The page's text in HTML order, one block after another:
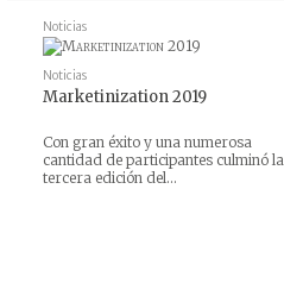
Noticias
Noticias
Marketinization 2019
Con gran éxito y una numerosa
cantidad de participantes culminó la
tercera edición del...